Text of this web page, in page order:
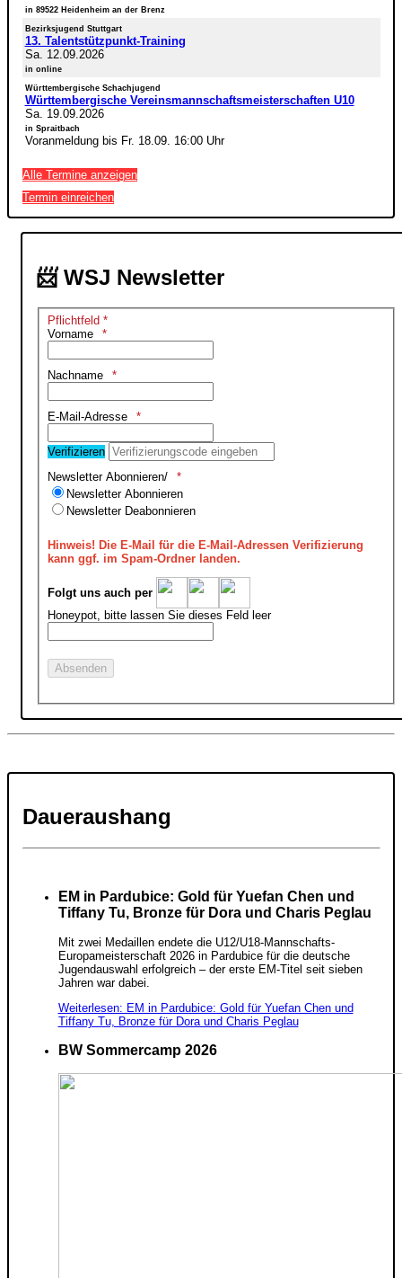
in 89522 Heidenheim an der Brenz
Bezirksjugend Stuttgart
13. Talentstützpunkt-Training
Sa. 12.09.2026
in online
Württembergische Schachjugend
Württembergische Vereinsmannschaftsmeisterschaften U10
Sa. 19.09.2026
in Spraitbach
Voranmeldung bis Fr. 18.09. 16:00 Uhr
Alle Termine anzeigen
Termin einreichen
📨 WSJ Newsletter
Pflichtfeld *
Vorname
Nachname
E-Mail-Adresse
Verifizieren
Newsletter Abonnieren/
Newsletter Abonnieren
Newsletter Deabonnieren
Hinweis! Die E-Mail für die E-Mail-Adressen Verifizierung
kann ggf. im Spam-Ordner landen.
Folgt uns auch per
Honeypot, bitte lassen Sie dieses Feld leer
Daueraushang
EM in Pardubice: Gold für Yuefan Chen und
Tiffany Tu, Bronze für Dora und Charis Peglau
Mit zwei Medaillen endete die U12/U18-Mannschafts-
Europameisterschaft 2026 in Pardubice für die deutsche
Jugendauswahl erfolgreich – der erste EM-Titel seit sieben
Jahren war dabei.
Weiterlesen: EM in Pardubice: Gold für Yuefan Chen und
Tiffany Tu, Bronze für Dora und Charis Peglau
BW Sommercamp 2026